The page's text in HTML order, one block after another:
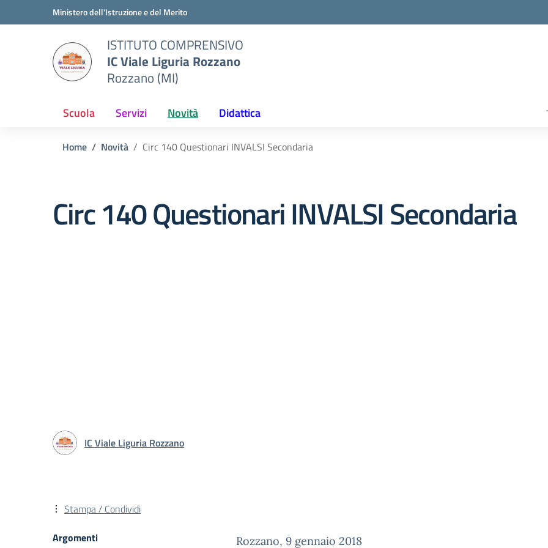
Vai ai contenuti
Vai al menu di navigazioneMinistero dell'Istruzione e del Merito
ISTITUTO COMPRENSIVO
IC Viale Liguria Rozzano
Rozzano (MI)
Scuola Servizi Novità Didattica
Home Novità Circ 140 Questionari INVALSI Secondaria
Circ 140 Questionari INVALSI Secondaria
IC Viale Liguria Rozzano
Rozzano, 9 gennaio 2018
Stampa / Condividi
Argomenti